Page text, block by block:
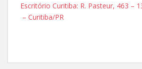
Escritório Curitiba: R. Pasteur, 463 –
– Curitiba/PR